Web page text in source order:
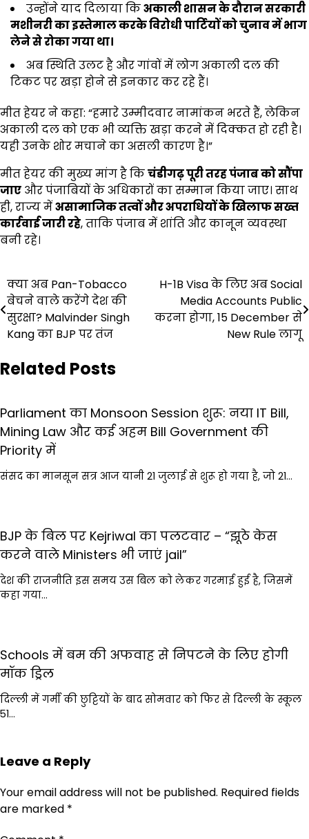
उन्होंने याद दिलाया किअकाली शासन के दौरान सरकारी
मशीनरी का इस्तेमाल करके विरोधी पार्टियों को चुनाव में भाग
लेने से रोका गया था।
अब स्थिति उलट है और गांवों में लोग अकाली दल की
टिकट पर खड़ा होने से इनकार कर रहे हैं।
मीत हेयर ने कहा: “हमारे उम्मीदवार नामांकन भरते हैं, लेकिन
अकाली दल को एक भी व्यक्ति खड़ा करने में दिक्कत हो रही है।
यही उनके शोर मचाने का असली कारण है।”
मीत हेयर की मुख्य मांग है किचंडीगढ़ पूरी तरह पंजाब को सौंपा
जाए और पंजाबियों के अधिकारों का सम्मान किया जाए। साथ
ही, राज्य मेंअसामाजिक तत्वों और अपराधियों के खिलाफ सख्त
कार्रवाई जारी रहे, ताकि पंजाब में शांति और कानून व्यवस्था
बनी रहे।
Post
navigation
क्या अब Pan-Tobacco
बेचने वाले करेंगे देश की
सुरक्षा? Malvinder Singh
Kang का BJP पर तंज
H-1B Visa के लिए अब Social
Media Accounts Public
करना होगा, 15 December से
New Rule लागू
Related Posts
Parliament का Monsoon Session शुरू: नया IT Bill,
Mining Law और कई अहम Bill Government की
Priority में
संसद का मानसून सत्र आज यानी 21 जुलाई से शुरू हो गया है, जो 21…
BJP के बिल पर Kejriwal का पलटवार – “झूठे केस
करने वाले Ministers भी जाएं jail”
देश की राजनीति इस समय उस बिल को लेकर गरमाई हुई है, जिसमें
कहा गया…
Schools में बम की अफवाह से निपटने के लिए होगी
मॉक ड्रिल
दिल्ली में गर्मी की छुट्टियों के बाद सोमवार को फिर से दिल्ली के स्कूल
51…
Leave a Reply
Your email address will not be published. Required fields
are marked *